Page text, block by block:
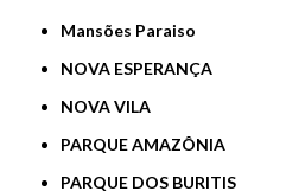
Mansões Paraiso
NOVA ESPERANÇA
NOVA VILA
PARQUE AMAZÔNIA
PARQUE DOS BURITIS